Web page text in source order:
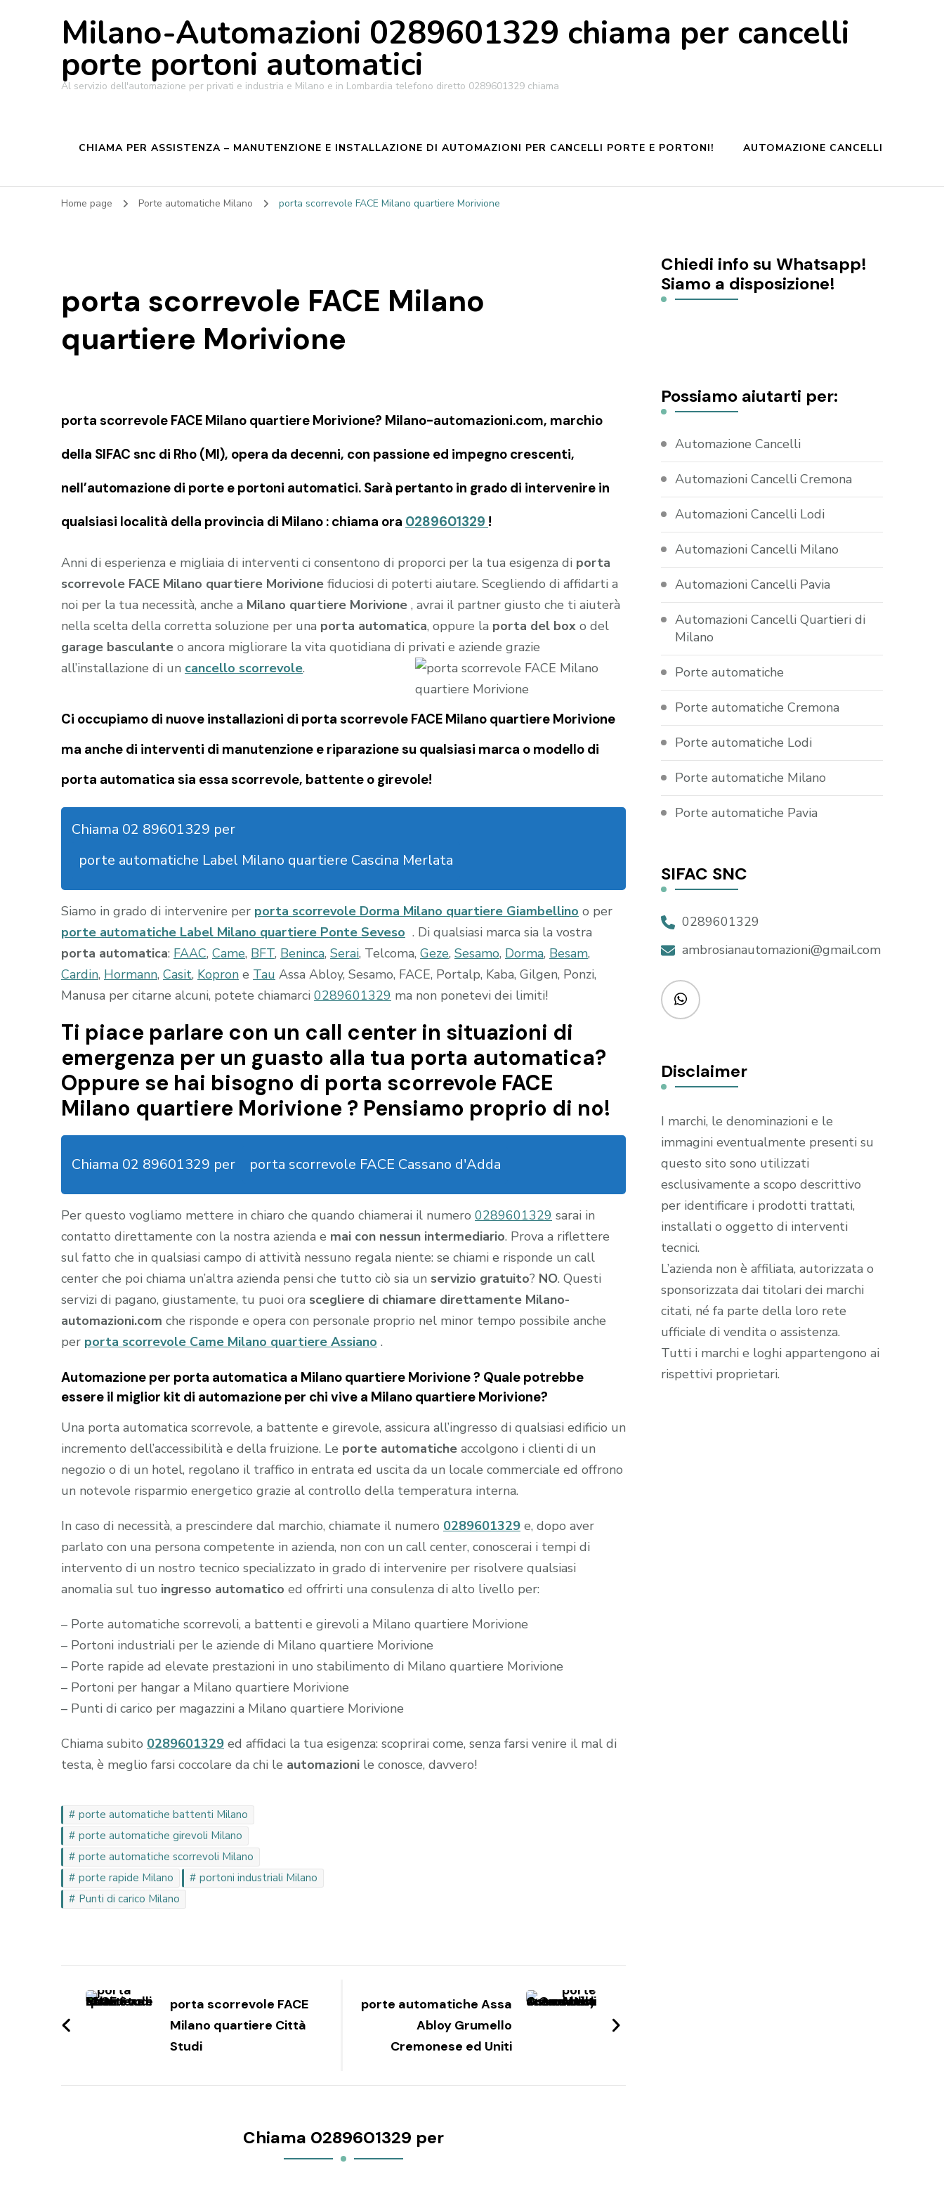
Milano-Automazioni 0289601329 chiama per cancelli
porte portoni automatici
Al servizio dell'automazione per privati e industria e Milano e in Lombardia telefono diretto 0289601329 chiama
CHIAMA PER ASSISTENZA – MANUTENZIONE E INSTALLAZIONE DI AUTOMAZIONI PER CANCELLI PORTE E PORTONI! AUTOMAZIONE CANCELLI
Home page Porte automatiche Milano porta scorrevole FACE Milano quartiere Morivione
porta scorrevole FACE Milano
quartiere Morivione
porta scorrevole FACE Milano quartiere Morivione? Milano-automazioni.com, marchio
della SIFAC snc di Rho (MI), opera da decenni, con passione ed impegno crescenti,
nell’automazione di porte e portoni automatici. Sarà pertanto in grado di intervenire in
qualsiasi località della provincia di Milano : chiama ora 0289601329 !
Anni di esperienza e migliaia di interventi ci consentono di proporci per la tua esigenza di porta
scorrevole FACE Milano quartiere Morivione fiduciosi di poterti aiutare. Scegliendo di affidarti a
noi per la tua necessità, anche a Milano quartiere Morivione , avrai il partner giusto che ti aiuterà
nella scelta della corretta soluzione per una porta automatica, oppure la porta del box o del
garage basculante o ancora migliorare la vita quotidiana di privati e aziende grazie
all’installazione di un cancello scorrevole.
Ci occupiamo di nuove installazioni di porta scorrevole FACE Milano quartiere Morivione
ma anche di interventi di manutenzione e riparazione su qualsiasi marca o modello di
porta automatica sia essa scorrevole, battente o girevole!
Chiama 02 89601329 per
porte automatiche Label Milano quartiere Cascina Merlata
Siamo in grado di intervenire per porta scorrevole Dorma Milano quartiere Giambellino o per
porte automatiche Label Milano quartiere Ponte Seveso . Di qualsiasi marca sia la vostra
porta automatica: FAAC, Came, BFT, Beninca, Serai, Telcoma, Geze, Sesamo, Dorma, Besam,
Cardin, Hormann, Casit, Kopron e Tau Assa Abloy, Sesamo, FACE, Portalp, Kaba, Gilgen, Ponzi,
Manusa per citarne alcuni, potete chiamarci 0289601329 ma non ponetevi dei limiti!
Ti piace parlare con un call center in situazioni di
emergenza per un guasto alla tua porta automatica?
Oppure se hai bisogno di porta scorrevole FACE
Milano quartiere Morivione ? Pensiamo proprio di no!
Chiama 02 89601329 per porta scorrevole FACE Cassano d'Adda
Per questo vogliamo mettere in chiaro che quando chiamerai il numero 0289601329 sarai in
contatto direttamente con la nostra azienda e mai con nessun intermediario. Prova a riflettere
sul fatto che in qualsiasi campo di attività nessuno regala niente: se chiami e risponde un call
center che poi chiama un’altra azienda pensi che tutto ciò sia un servizio gratuito? NO. Questi
servizi di pagano, giustamente, tu puoi ora scegliere di chiamare direttamente Milano-
automazioni.com che risponde e opera con personale proprio nel minor tempo possibile anche
per porta scorrevole Came Milano quartiere Assiano .
Automazione per porta automatica a Milano quartiere Morivione ? Quale potrebbe
essere il miglior kit di automazione per chi vive a Milano quartiere Morivione?
Una porta automatica scorrevole, a battente e girevole, assicura all’ingresso di qualsiasi edificio un
incremento dell’accessibilità e della fruizione. Le porte automatiche accolgono i clienti di un
negozio o di un hotel, regolano il traffico in entrata ed uscita da un locale commerciale ed offrono
un notevole risparmio energetico grazie al controllo della temperatura interna.
In caso di necessità, a prescindere dal marchio, chiamate il numero 0289601329 e, dopo aver
parlato con una persona competente in azienda, non con un call center, conoscerai i tempi di
intervento di un nostro tecnico specializzato in grado di intervenire per risolvere qualsiasi
anomalia sul tuo ingresso automatico ed offrirti una consulenza di alto livello per:
– Porte automatiche scorrevoli, a battenti e girevoli a Milano quartiere Morivione
– Portoni industriali per le aziende di Milano quartiere Morivione
– Porte rapide ad elevate prestazioni in uno stabilimento di Milano quartiere Morivione
– Portoni per hangar a Milano quartiere Morivione
– Punti di carico per magazzini a Milano quartiere Morivione
Chiama subito 0289601329 ed affidaci la tua esigenza: scoprirai come, senza farsi venire il mal di
testa, è meglio farsi coccolare da chi le automazioni le conosce, davvero!
porte automatiche battenti Milano
porte automatiche girevoli Milano
porte automatiche scorrevoli Milano
porte rapide Milano
portoni industriali Milano
Punti di carico Milano
articoli
porta scorrevole FACE
Milano quartiere Città
Studi
porte automatiche Assa
Abloy Grumello
Cremonese ed Uniti
Chiama 0289601329 per
Chiedi info su Whatsapp!
Siamo a disposizione!
Possiamo aiutarti per:
Automazione Cancelli
Automazioni Cancelli Cremona
Automazioni Cancelli Lodi
Automazioni Cancelli Milano
Automazioni Cancelli Pavia
Automazioni Cancelli Quartieri di
Milano
Porte automatiche
Porte automatiche Cremona
Porte automatiche Lodi
Porte automatiche Milano
Porte automatiche Pavia
SIFAC SNC
0289601329
ambrosianautomazioni@gmail.com
Disclaimer
I marchi, le denominazioni e le
immagini eventualmente presenti su
questo sito sono utilizzati
esclusivamente a scopo descrittivo
per identificare i prodotti trattati,
installati o oggetto di interventi
tecnici.
L’azienda non è affiliata, autorizzata o
sponsorizzata dai titolari dei marchi
citati, né fa parte della loro rete
ufficiale di vendita o assistenza.
Tutti i marchi e loghi appartengono ai
rispettivi proprietari.